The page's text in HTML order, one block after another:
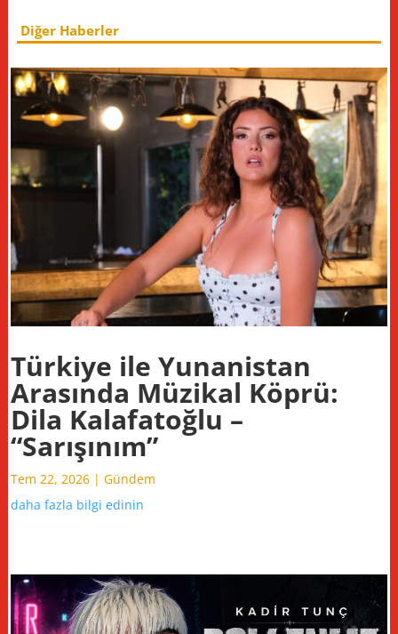
Diğer Haberler
Türkiye ile Yunanistan
Arasında Müzikal Köprü:
Dila Kalafatoğlu –
“Sarışınım”
Tem 22, 2026 | Gündem
daha fazla bilgi edinin